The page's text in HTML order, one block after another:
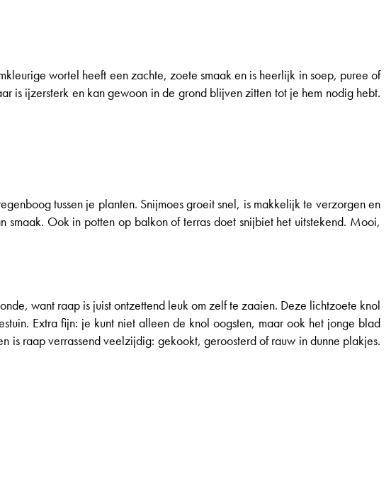
wortel heeft een zachte, zoete smaak en is heerlijk in soep, puree of
is ijzersterk en kan gewoon in de grond blijven zitten tot je hem nodig hebt.
tussen je planten. Snijmoes groeit snel, is makkelijk te verzorgen en
Ook in potten op balkon of terras doet snijbiet het uitstekend. Mooi,
want raap is juist ontzettend leuk om zelf te zaaien. Deze lichtzoete knol
Extra fijn: je kunt niet alleen de knol oogsten, maar ook het jonge blad
is raap verrassend veelzijdig: gekookt, geroosterd of rauw in dunne plakjes.